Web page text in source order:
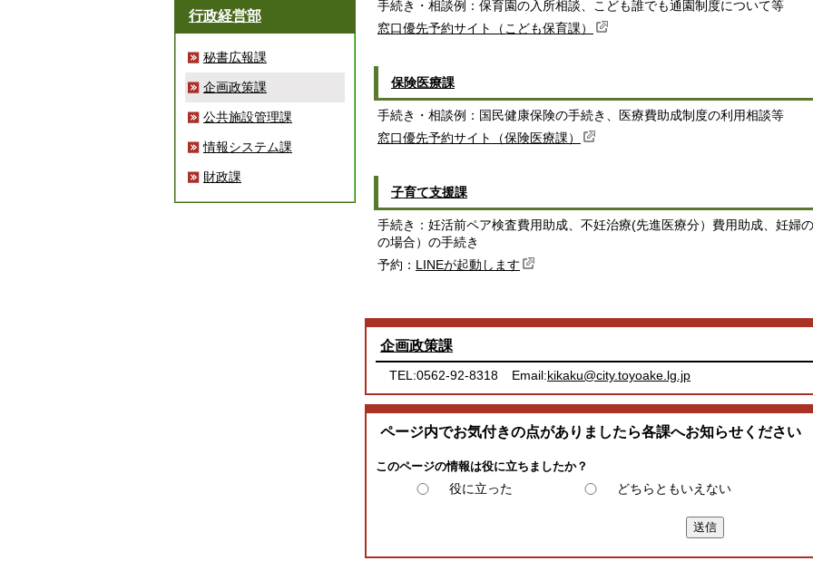
行政経営部
秘書広報課
企画政策課
公共施設管理課
情報システム課
財政課
手続き・相談例：保育園の入所相談、こども誰でも通園制度について等
窓口優先予約サイト（こども保育課）
保険医療課
手続き・相談例：国民健康保険の手続き、医療費助成制度の利用相談等
窓口優先予約サイト（保険医療課）
子育て支援課
手続き：妊活前ペア検査費用助成、不妊治療(先進医療分）費用助成、妊婦
の場合）の手続き
予約： LINEが起動します
企画政策課
TEL:0562-92-8318 Email:kikaku@city.toyoake.lg.jp
ページ内でお気付きの点がありましたら各課へお知らせください
このページの情報は役に立ちましたか？
役に立った どちらともいえない